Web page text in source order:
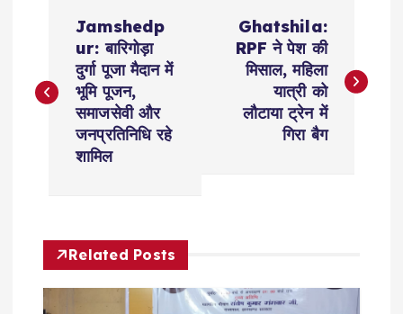
s
a
v
Jamshedp
ur: बारिगोड़ा
दुर्गा पूजा मैदान में
भूमि पूजन,
समाजसेवी और
जनप्रतिनिधि रहे
शामिल
Ghatshila:
RPF ने पेश की
मिसाल, महिला
यात्री को
लौटाया ट्रेन में
गिरा बैग
Related Posts